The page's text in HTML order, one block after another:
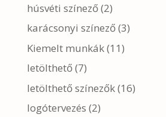
húsvéti színező(2)
karácsonyi színező(3)
Kiemelt munkák(11)
letölthető(7)
letölthető színezők(16)
logótervezés (2)